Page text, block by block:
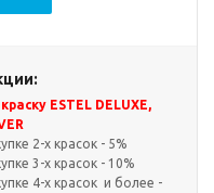
ESTEL DELUXE,
2-х красок - 5%
3-х красок - 10%
4-х красок и более -